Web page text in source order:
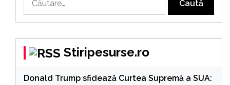
Stiripesurse.ro
Donald Trump sfidează Curtea Supremă a SUA: